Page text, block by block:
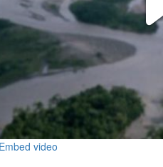
Embed video